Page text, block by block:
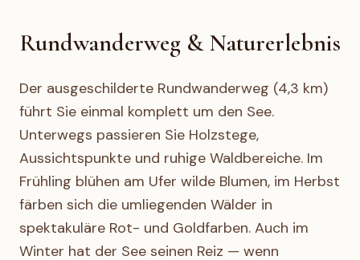
Rundwanderweg & Naturerlebnis
Der ausgeschilderte Rundwanderweg (4,3 km)
führt Sie einmal komplett um den See.
Unterwegs passieren Sie Holzstege,
Aussichtspunkte und ruhige Waldbereiche. Im
Frühling blühen am Ufer wilde Blumen, im Herbst
färben sich die umliegenden Wälder in
spektakuläre Rot- und Goldfarben. Auch im
Winter hat der See seinen Reiz — wenn